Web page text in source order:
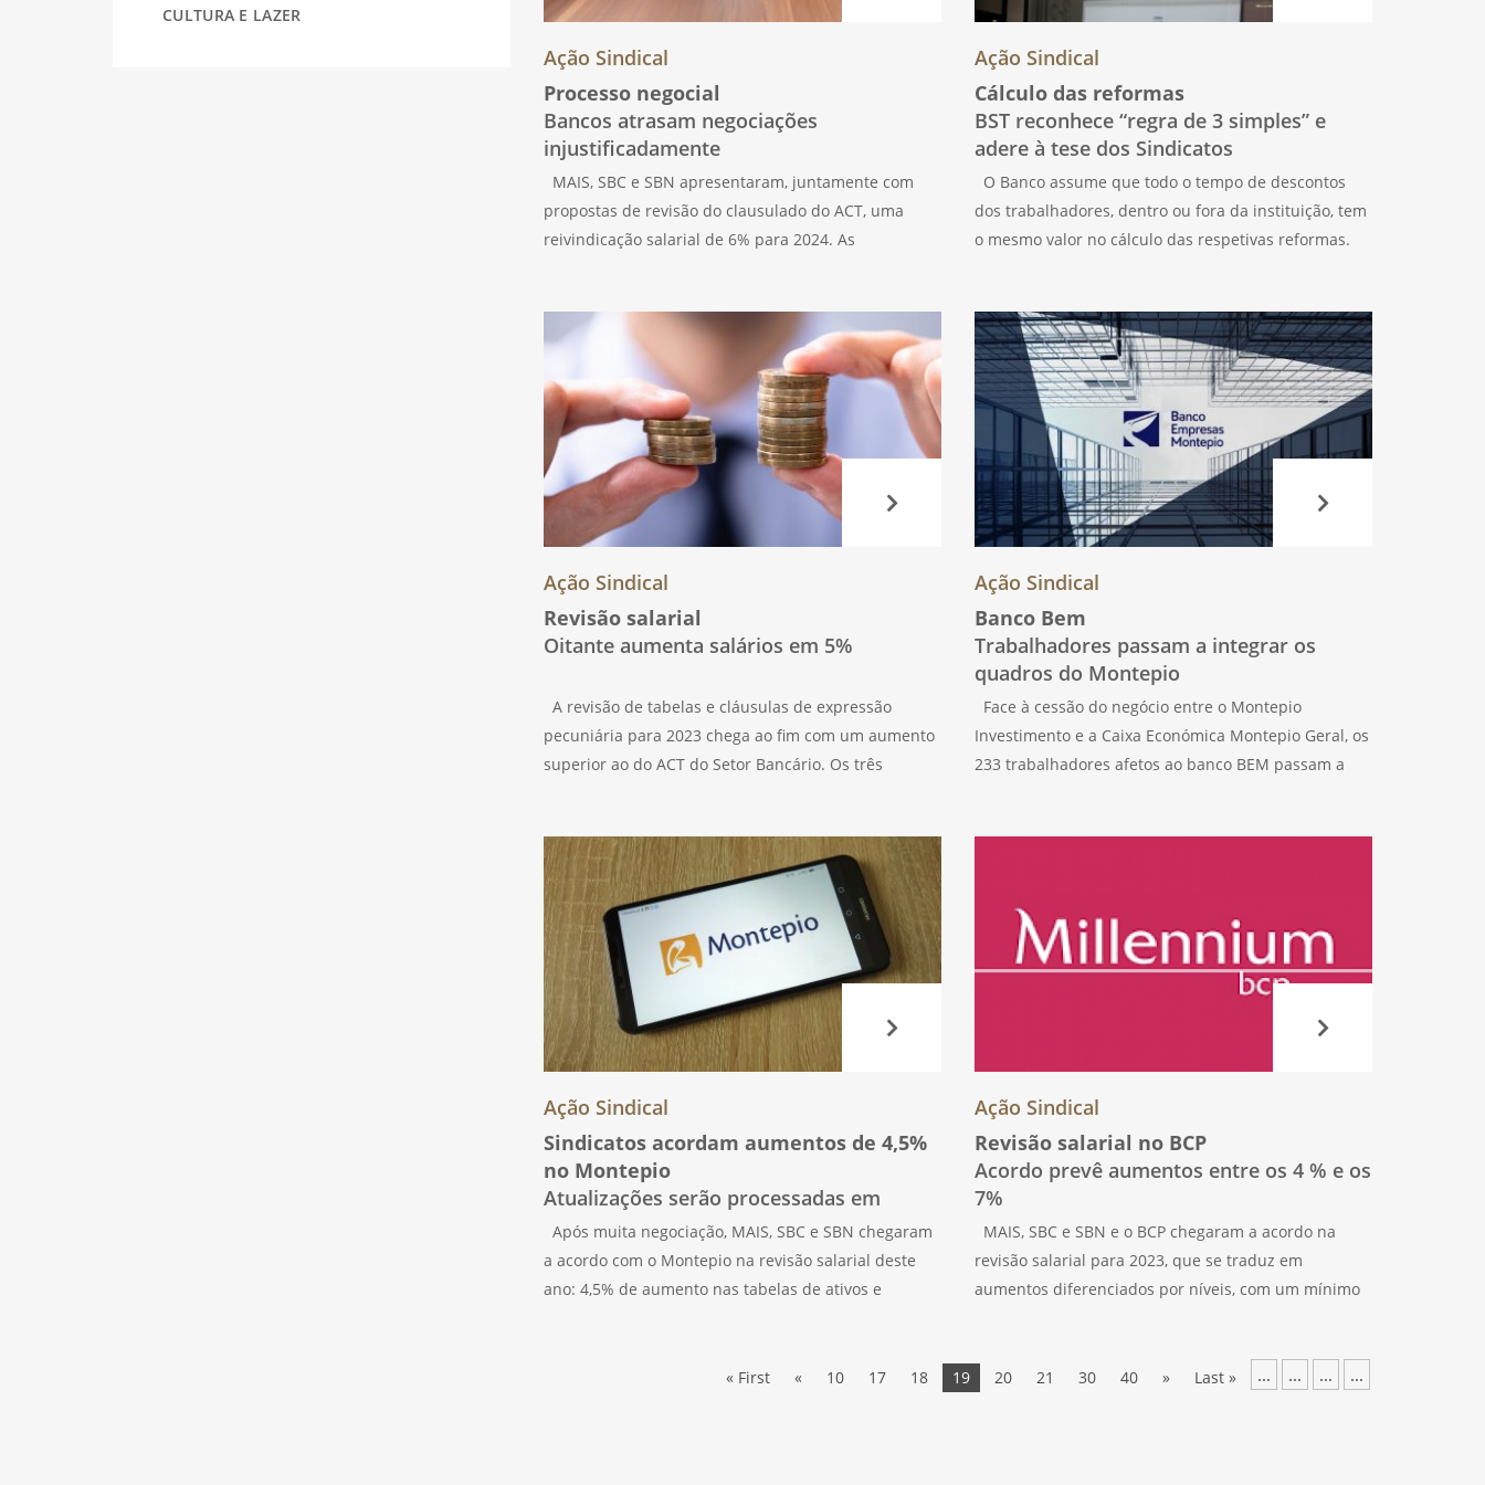
CULTURA E LAZER
Ação Sindical
Processo negocial
Bancos atrasam negociações
injustificadamente
MAIS, SBC e SBN apresentaram, juntamente com
propostas de revisão do clausulado do ACT, uma
reivindicação salarial de 6% para 2024. As
reunião
Ação Sindical
Cálculo das reformas
BST reconhece “regra de 3 simples” e
adere à tese dos Sindicatos
O Banco assume que todo o tempo de descontos
dos trabalhadores, dentro ou fora da instituição, tem
o mesmo valor no cálculo das respetivas reformas.
Ação Sindical
Revisão salarial
Oitante aumenta salários em 5%
A revisão de tabelas e cláusulas de expressão
pecuniária para 2023 chega ao fim com um aumento
superior ao do ACT do Setor Bancário. Os três
Ação Sindical
Banco Bem
Trabalhadores passam a integrar os
quadros do Montepio
Face à cessão do negócio entre o Montepio
Investimento e a Caixa Económica Montepio Geral, os
233 trabalhadores afetos ao banco BEM passam a
Ação Sindical
Sindicatos acordam aumentos de 4,5%
no Montepio
Atualizações serão processadas em
novembro
Após muita negociação, MAIS, SBC e SBN chegaram
a acordo com o Montepio na revisão salarial deste
ano: 4,5% de aumento nas tabelas de ativos e
Ação Sindical
Revisão salarial no BCP
Acordo prevê aumentos entre os 4 % e os
7%
MAIS, SBC e SBN e o BCP chegaram a acordo na
revisão salarial para 2023, que se traduz em
aumentos diferenciados por níveis, com um mínimo
« First
« ...
10 ...
17 18 19 20 21 ...
30 40 ...
» Last »